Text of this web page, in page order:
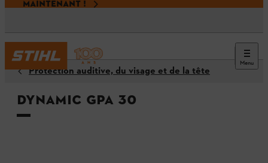
MAINTENANT !
Menu
Protection auditive, du visage et de la tête
DYNAMIC GPA 30